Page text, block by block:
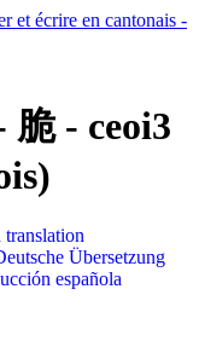
脆 - ceoi3
Übersetzung
española